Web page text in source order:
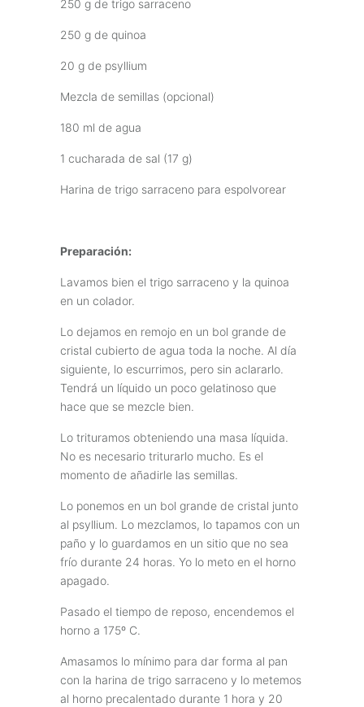
250 g de trigo sarraceno
250 g de quinoa
20 g de psyllium
Mezcla de semillas (opcional)
180 ml de agua
1 cucharada de sal (17 g)
Harina de trigo sarraceno para espolvorear
Preparación:
Lavamos bien el trigo sarraceno y la quinoa
en un colador.
Lo dejamos en remojo en un bol grande de
cristal cubierto de agua toda la noche. Al día
siguiente, lo escurrimos, pero sin aclararlo.
Tendrá un líquido un poco gelatinoso que
hace que se mezcle bien.
Lo trituramos obteniendo una masa líquida.
No es necesario triturarlo mucho. Es el
momento de añadirle las semillas.
Lo ponemos en un bol grande de cristal junto
al psyllium. Lo mezclamos, lo tapamos con un
paño y lo guardamos en un sitio que no sea
frío durante 24 horas. Yo lo meto en el horno
apagado.
Pasado el tiempo de reposo, encendemos el
horno a 175º C.
Amasamos lo mínimo para dar forma al pan
con la harina de trigo sarraceno y lo metemos
al horno precalentado durante 1 hora y 20